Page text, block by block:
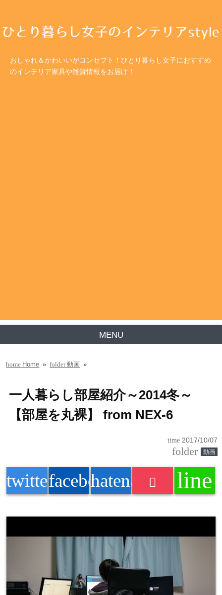
おしゃれ＆かわいいがコンセプト！ひとり暮らし女子におすすめ
のインテリア家具や雑貨情報をお届け！
MENU
home Home » folder動画 »
一人暮らし部屋紹介～2014冬～
【部屋を丸裸】 from NEX-6
time 2017/10/07
folder 動画
twitterfacebookhatenabookmark
line